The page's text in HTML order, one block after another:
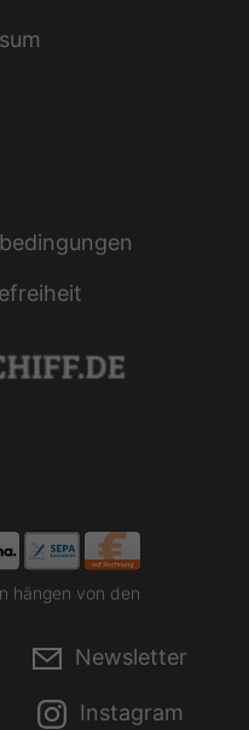
hängen von den
Newsletter
Instagram